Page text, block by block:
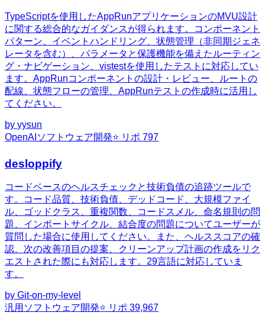
TypeScriptを使用したAppRunアプリケーションのMVU設計
に関する総合的なガイダンスが得られます。コンポーネント
パターン、イベントハンドリング、状態管理（非同期ジェネ
レータを含む）、パラメータと保護機能を備えたルーティン
グ・ナビゲーション、vistestを使用したテストに対応してい
ます。AppRunコンポーネントの設計・レビュー、ルートの
配線、状態フローの管理、AppRunテストの作成時に活用し
てください。
by yysun
OpenAI ソフトウェア開発⭐ リポ 797
desloppify
コードベースのヘルスチェックと技術負債の追跡ツールで
す。コード品質、技術負債、デッドコード、大規模ファイ
ル、ゴッドクラス、重複関数、コードスメル、命名規則の問
題、インポートサイクル、結合度の問題についてユーザーが
質問した場合に使用してください。また、ヘルススコアの確
認、次の改善項目の提案、クリーンアップ計画の作成をリク
エストされた際にも対応します。29言語に対応していま
す。
by Git-on-my-level
汎用 ソフトウェア開発⭐ リポ 39,967